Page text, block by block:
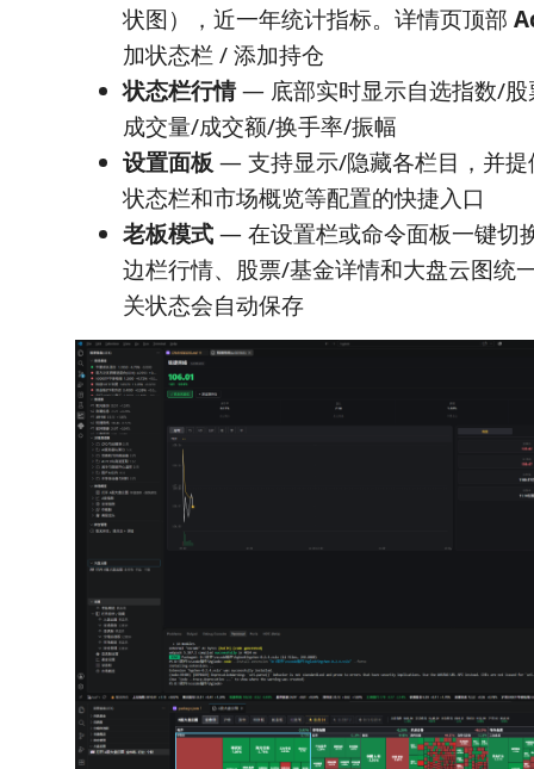
状图），近一年统计指标。详情页顶部
加状态栏 / 添加持仓
状态栏行情— 底部实时显示自选指数/股
成交量/成交额/换手率/振幅
设置面板— 支持显示/隐藏各栏目，并提
状态栏和市场概览等配置的快捷入口
老板模式— 在设置栏或命令面板一键切
边栏行情、股票/基金详情和大盘云图统
关状态会自动保存